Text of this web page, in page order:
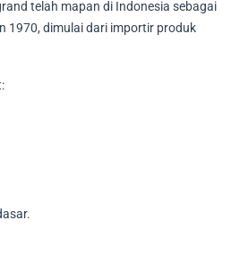
telah mapan di Indonesia sebagai
1970, dimulai dari importir produk